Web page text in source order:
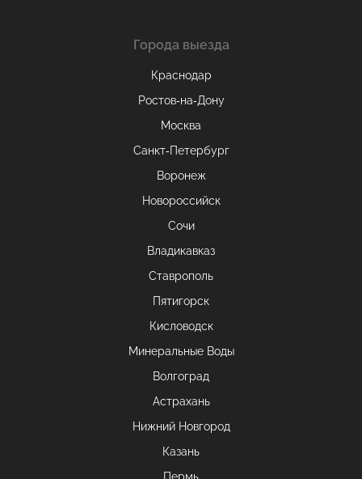
Города выезда
Краснодар
Ростов-на-Дону
Москва
Санкт-Петербург
Воронеж
Новороссийск
Сочи
Владикавказ
Ставрополь
Пятигорск
Кисловодск
Минеральные Воды
Волгоград
Астрахань
Нижний Новгород
Казань